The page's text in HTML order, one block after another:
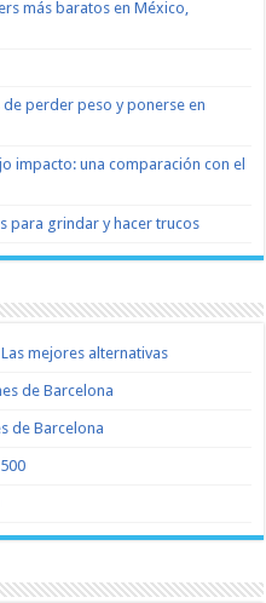
más baratos en México,
perder peso y ponerse en
impacto: una comparación con el
para grindar y hacer trucos
mejores alternativas
de Barcelona
de Barcelona